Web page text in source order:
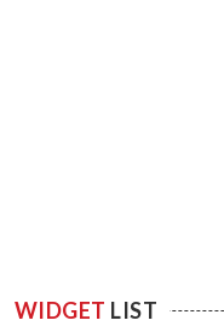
WIDGET LIST